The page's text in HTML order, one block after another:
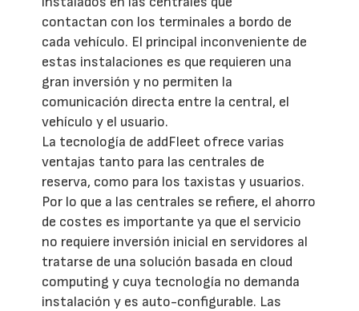
contactan con los terminales a bordo de
cada vehículo. El principal inconveniente de
estas instalaciones es que requieren una
gran inversión y no permiten la
comunicación directa entre la central, el
vehículo y el usuario.
La tecnología de addFleet ofrece varias
ventajas tanto para las centrales de
reserva, como para los taxistas y usuarios.
Por lo que a las centrales se refiere, el ahorro
de costes es importante ya que el servicio
no requiere inversión inicial en servidores al
tratarse de una solución basada en cloud
computing y cuya tecnología no demanda
instalación y es auto-configurable. Las